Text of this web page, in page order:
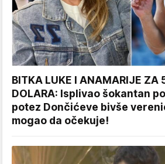
BITKA LUKE I ANAMARIJE
DOLARA: Isplivao šokantan
potez Dončićeve bivše
mogao da očekuje!